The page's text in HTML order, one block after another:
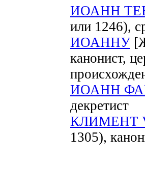
ИОАНН
или 1246),
ИОАННУ
канонист,
ИОАНН
декретист
КЛИМЕНТ
1305),